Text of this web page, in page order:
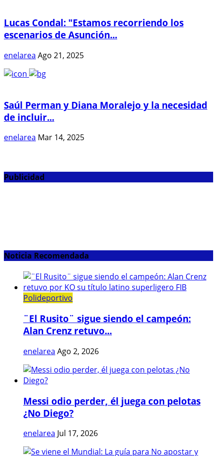
Lucas Condal: "Estamos recorriendo los
escenarios de Asunción...
enelarea Ago 21, 2025
Saúl Perman y Diana Moralejo y la necesidad
de incluir...
enelarea Mar 14, 2025
Publicidad
Noticia Recomendada
Polideportivo
¨El Rusito¨ sigue siendo el campeón:
Alan Crenz retuvo...
enelarea Ago 2, 2026
Messi odio perder, él juega con pelotas
¿No Diego?
enelarea Jul 17, 2026